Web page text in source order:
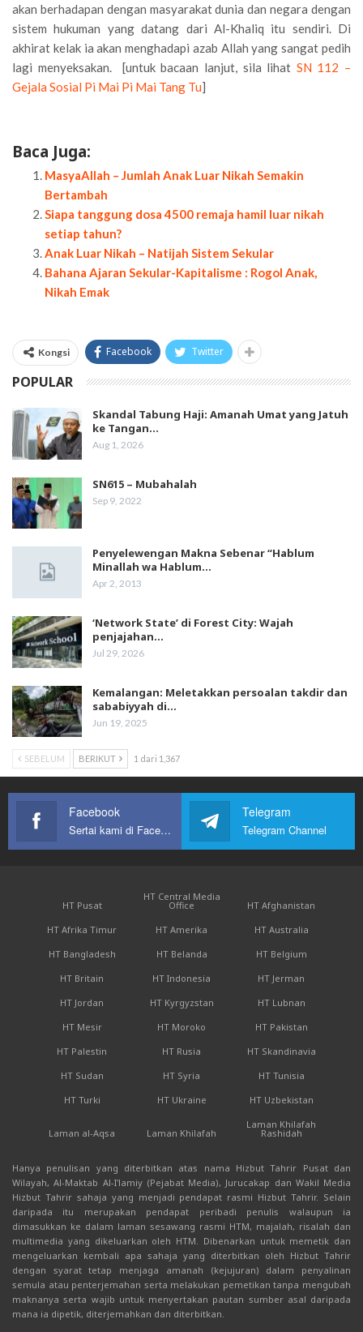
akan berhadapan dengan masyarakat dunia dan negara dengan
sistem hukuman yang datang dari Al-Khaliq itu sendiri. Di
akhirat kelak ia akan menghadapi azab Allah yang sangat pedih
lagi menyeksakan. [untuk bacaan lanjut, sila lihat SN 112 –
Gejala Sosial Pi Mai Pi Mai Tang Tu]
Baca Juga:
MasyaAllah – Jumlah Anak Luar Nikah Semakin
Bertambah
Siapa tanggung dosa 4500 remaja hamil luar nikah
setiap tahun?
Anak Luar Nikah – Natijah Sistem Sekular
Bahana Ajaran Sekular-Kapitalisme : Rogol Anak,
Nikah Emak
Kongsi Facebook Twitter
POPULAR
Skandal Tabung Haji: Amanah Umat yang Jatuh
ke Tangan…
Aug 1, 2026
SN615 – Mubahalah
Sep 9, 2022
Penyelewengan Makna Sebenar “Hablum
Minallah wa Hablum…
Apr 2, 2013
‘Network State’ di Forest City: Wajah
penjajahan…
Jul 29, 2026
Kemalangan: Meletakkan persoalan takdir dan
sababiyyah di…
Jun 19, 2025
SEBELUM BERIKUT 1 dari 1,367
Facebook
Sertai kami di Facebook
Telegram
Telegram Channel
HT Pusat
HT Central Media
Office
HT Afghanistan
HT Afrika Timur
HT Amerika
HT Australia
HT Bangladesh
HT Belanda
HT Belgium
HT Britain
HT Indonesia
HT Jerman
HT Jordan
HT Kyrgyzstan
HT Lubnan
HT Mesir
HT Moroko
HT Pakistan
HT Palestin
HT Rusia
HT Skandinavia
HT Sudan
HT Syria
HT Tunisia
HT Turki
HT Ukraine HT Uzbekistan
Laman al-Aqsa Laman Khilafah
Laman Khilafah
Rashidah
Hanya penulisan yang diterbitkan atas nama Hizbut Tahrir Pusat dan
Wilayah, Al-Maktab Al-I'lamiy (Pejabat Media), Jurucakap dan Wakil Media
Hizbut Tahrir sahaja yang menjadi pendapat rasmi Hizbut Tahrir. Selain
daripada itu merupakan pendapat peribadi penulis walaupun ia
dimasukkan ke dalam laman sesawang rasmi HTM, majalah, risalah dan
multimedia yang dikeluarkan oleh HTM. Dibenarkan untuk memetik dan
mengeluarkan kembali apa sahaja yang diterbitkan oleh Hizbut Tahrir
dengan syarat tetap menjaga amanah (kejujuran) dalam penyalinan
semula atau penterjemahan serta melakukan pemetikan tanpa mengubah
maknanya serta wajib untuk menyertakan pautan sumber asal daripada
mana ia dipetik, diterjemahkan dan diterbitkan.